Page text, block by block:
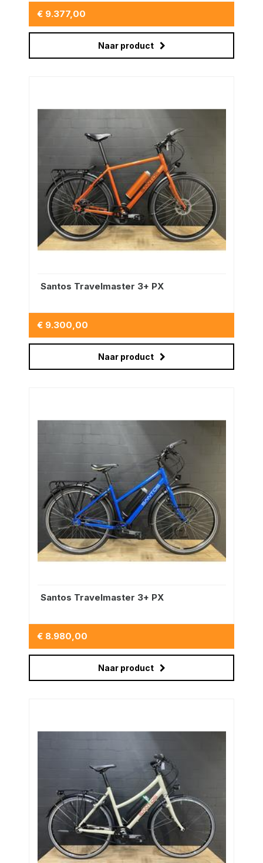
€ 9.377,00
Naar product
Santos Travelmaster 3+ PX
€ 9.300,00
Naar product
Santos Travelmaster 3+ PX
€ 8.980,00
Naar product